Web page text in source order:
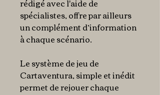
rédigé avec l'aide de
spécialistes, offre par ailleurs
un complément d’information
à chaque scénario.
Le système de jeu de
Cartaventura, simple et inédit
permet de rejouer chaque